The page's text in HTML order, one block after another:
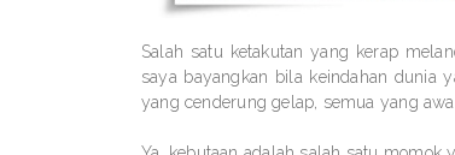
Salah satu ketakutan yang kerap
saya bayangkan bila keindahan dunia
yang cenderung gelap, semua yang